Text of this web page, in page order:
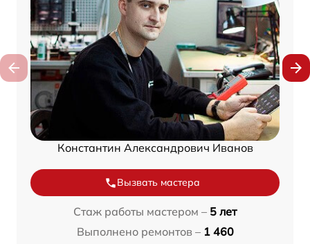
Константин Александрович Иванов
Вызвать мастера
Стаж работы мастером – 5 лет
Выполнено ремонтов – 1 460